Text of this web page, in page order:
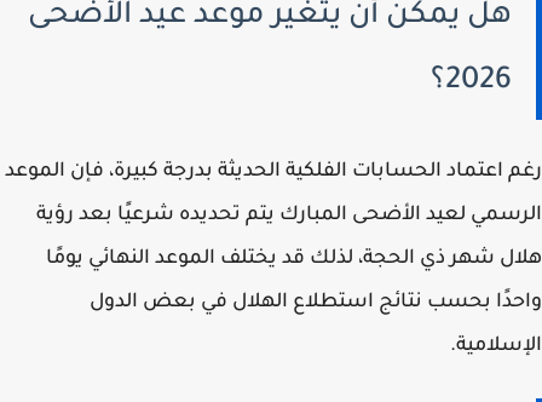
هل يمكن أن يتغير موعد عيد الأضحى
2026؟
اعتماد الحسابات الفلكية الحديثة بدرجة كبيرة، فإن الموعد
لعيد الأضحى المبارك يتم تحديده شرعيًا بعد رؤية
شهر ذي الحجة، لذلك قد يختلف الموعد النهائي يومًا
بحسب نتائج استطلاع الهلال في بعض الدول